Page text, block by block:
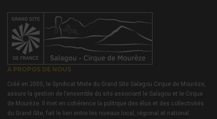
À PROPOS DE NOUS
Créé en 2005, le Syndicat Mixte du Grand Site Salagou Cirque de Mourèze,
assure la gestion de l’ensemble du site associant le Salagou et le Cirque
de Mourèze. Il met en cohérence la politique des élus et des collectivités
du Grand Site, fait le lien entre les niveaux local, régional et national.